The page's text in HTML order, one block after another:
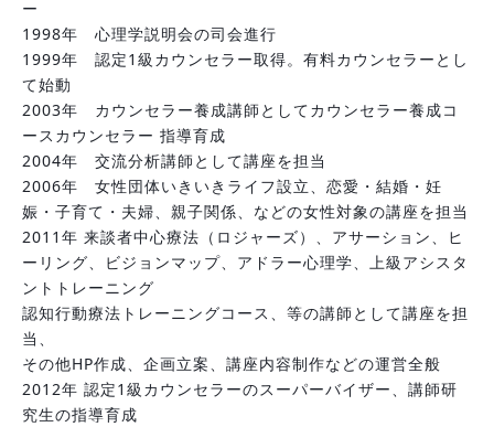
ー
1998年　心理学説明会の司会進行
1999年　認定1級カウンセラー取得。有料カウンセラーとし
て始動
2003年　カウンセラー養成講師としてカウンセラー養成コ
ースカウンセラー 指導育成
2004年　交流分析講師として講座を担当
2006年　女性団体いきいきライフ設立、恋愛・結婚・妊
娠・子育て・夫婦、親子関係、などの女性対象の講座を担当
2011年 来談者中心療法（ロジャーズ）、アサーション、ヒ
ーリング、ビジョンマップ、アドラー心理学、上級アシスタ
ントトレーニング
認知行動療法トレーニングコース、等の講師として講座を担
当、
その他HP作成、企画立案、講座内容制作などの運営全般
2012年 認定1級カウンセラーのスーパーバイザー、講師研
究生の指導育成